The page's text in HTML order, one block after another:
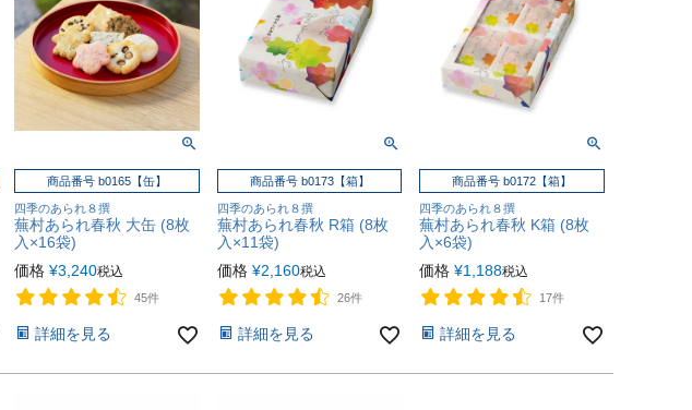
商品番号 b0165【缶】
四季のあられ８撰
蕪村あられ春秋 大缶 (8枚
入×16袋)
価格 ¥3,240税込
45件
詳細を見る
商品番号 b0173【箱】
四季のあられ８撰
蕪村あられ春秋 R箱 (8枚
入×11袋)
価格 ¥2,160税込
26件
詳細を見る
商品番号 b0172【箱】
四季のあられ８撰
蕪村あられ春秋 K箱 (8枚
入×6袋)
価格 ¥1,188税込
17件
詳細を見る